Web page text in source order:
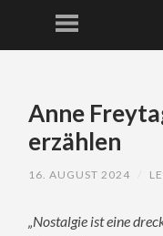
Menu
CONTENT
Anne
erzählen
16. AUGUST 2024
„Nostalgie ist eine